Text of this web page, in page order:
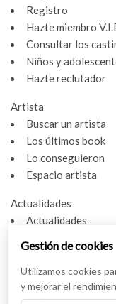
Registro
Hazte miembro
Consultar los
Niños y
Hazte reclutador
Artista
Buscar un artista
Los últimos book
Lo conseguieron
Espacio artista
Actualidades
Actualidades
Entrevistas
Nuestras
Léxico
Gestión de cookies
Utilizamos cookies
y mejorar el